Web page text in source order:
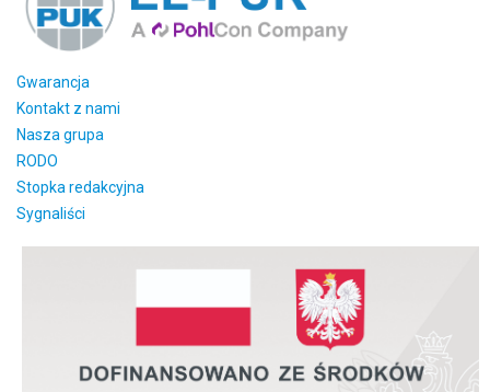
Gwarancja
Kontakt z nami
Nasza grupa
RODO
Stopka redakcyjna
Sygnaliści